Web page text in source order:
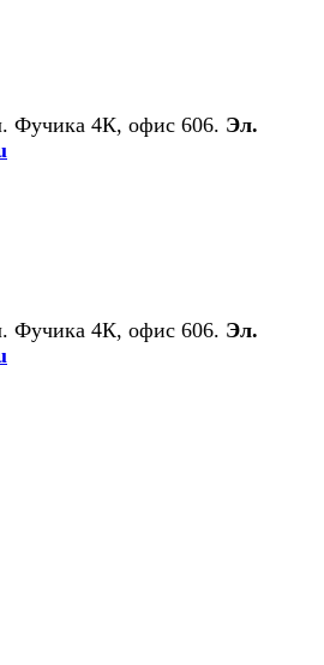
Фучика 4К, офис 606. Эл.
Фучика 4К, офис 606. Эл.